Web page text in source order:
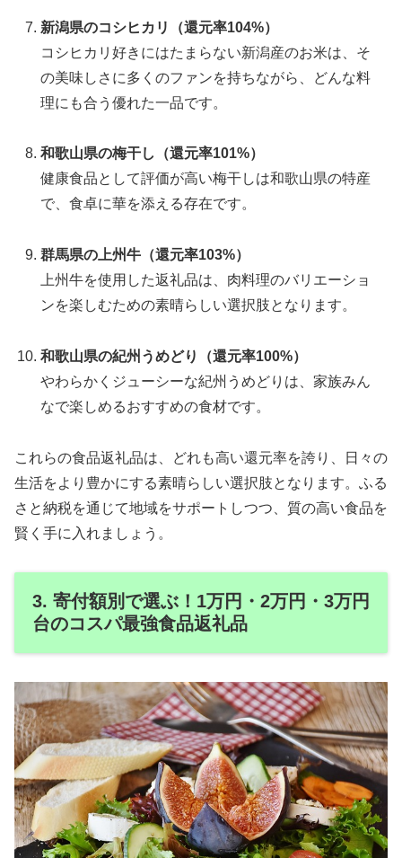
新潟県のコシヒカリ（還元率104%）
コシヒカリ好きにはたまらない新潟産のお米は、そ
の美味しさに多くのファンを持ちながら、どんな料
理にも合う優れた一品です。
和歌山県の梅干し（還元率101%）
健康食品として評価が高い梅干しは和歌山県の特産
で、食卓に華を添える存在です。
群馬県の上州牛（還元率103%）
上州牛を使用した返礼品は、肉料理のバリエーショ
ンを楽しむための素晴らしい選択肢となります。
和歌山県の紀州うめどり（還元率100%）
やわらかくジューシーな紀州うめどりは、家族みん
なで楽しめるおすすめの食材です。
これらの食品返礼品は、どれも高い還元率を誇り、日々の
生活をより豊かにする素晴らしい選択肢となります。ふる
さと納税を通じて地域をサポートしつつ、質の高い食品を
賢く手に入れましょう。
3. 寄付額別で選ぶ！1万円・2万円・3万円
台のコスパ最強食品返礼品